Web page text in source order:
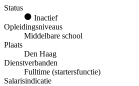
Status
Inactief
Opleidingsniveaus
Middelbare school
Plaats
Den Haag
Dienstverbanden
Fulltime (startersfunctie)
Salarisindicatie